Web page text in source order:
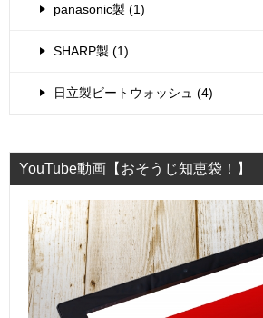
panasonic製 (1)
SHARP製 (1)
日立製ビートウォッシュ (4)
YouTube動画【おそうじ知恵袋！】